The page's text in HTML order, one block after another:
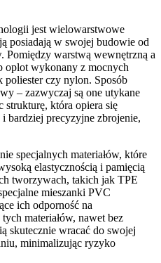
jest wielowarstwowe
posiadają w swojej budowie od
warstwą wewnętrzną a
oplot wykonany z mocnych
poliester czy nylon. Sposób
– zazwyczaj są one utykane
strukturę, która opiera się
bardziej precyzyjne zbrojenie,
specjalnych materiałów, które
elastycznością i pamięcią
tworzywach, takich jak TPE
mieszanki PVC
ich odporność na
materiałów, nawet bez
skutecznie wracać do swojej
minimalizując ryzyko